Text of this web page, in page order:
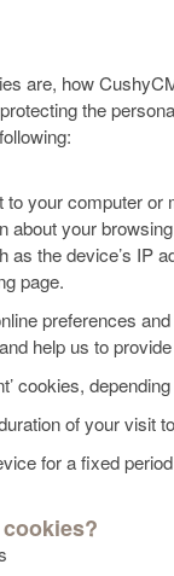
are, how
the
your computer or
your
the device’s IP
page.
preferences
help us to
cookies,
of your visit
for a fixed